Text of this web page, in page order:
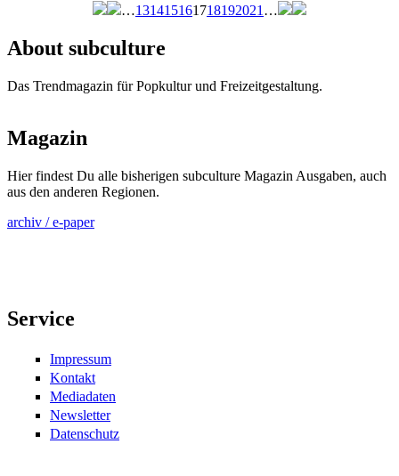
…131415161718192021 …
About subculture
Das Trendmagazin für Popkultur und Freizeitgestaltung.
Magazin
Hier findest Du alle bisherigen subculture Magazin Ausgaben, auch
aus den anderen Regionen.
archiv / e-paper
Service
Impressum
Kontakt
Mediadaten
Newsletter
Datenschutz